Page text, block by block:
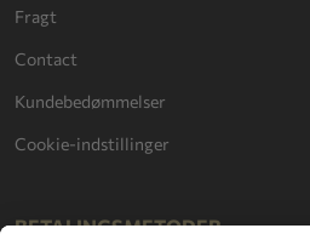
Fragt
Contact
Kundebedømmelser
Cookie-indstillinger
BETALINGSMETODER